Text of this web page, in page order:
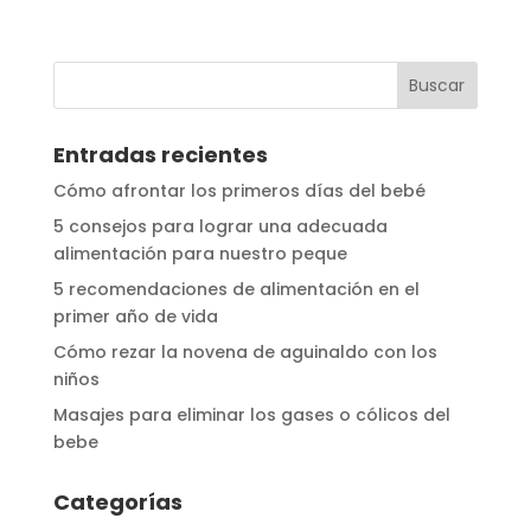
Entradas recientes
Cómo afrontar los primeros días del bebé
5 consejos para lograr una adecuada
alimentación para nuestro peque
5 recomendaciones de alimentación en el
primer año de vida
Cómo rezar la novena de aguinaldo con los
niños
Masajes para eliminar los gases o cólicos del
bebe
Categorías